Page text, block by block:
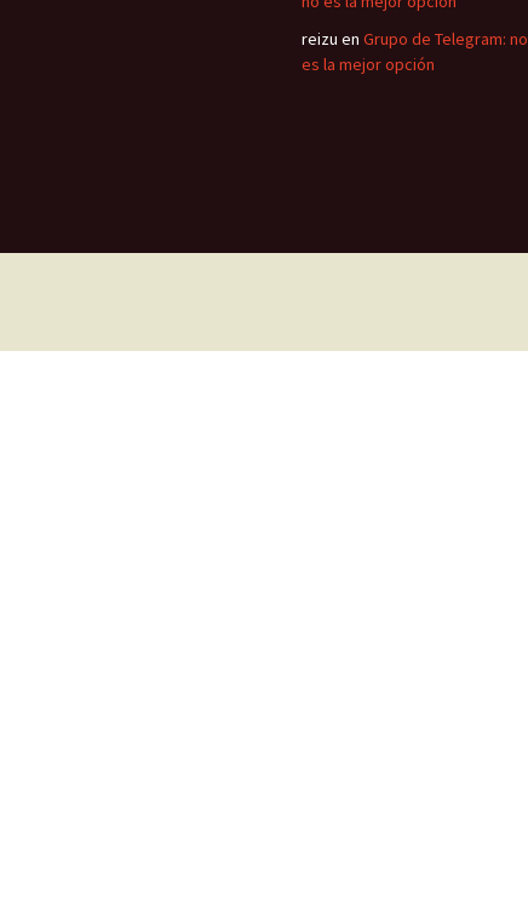
reizu en Grupo de Telegram: no
es la mejor opción